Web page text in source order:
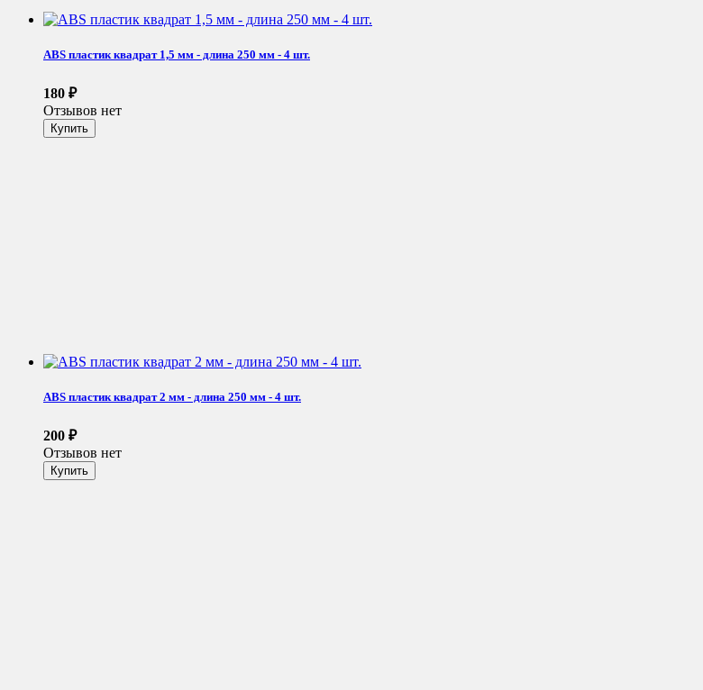
ABS пластик квадрат 1,5 мм - длина 250 мм - 4 шт.
180 ₽
Отзывов нет
ABS пластик квадрат 2 мм - длина 250 мм - 4 шт.
200 ₽
Отзывов нет